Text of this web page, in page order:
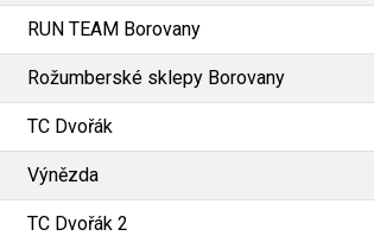
RUN TEAM Borovany
Rožumberské sklepy Borovany
TC Dvořák
Výnězda
TC Dvořák 2